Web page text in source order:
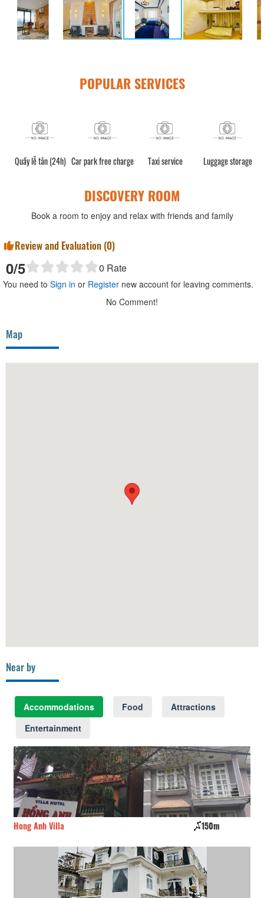
POPULAR SERVICES
Quầy lễ tân (24h) Car park free charge Taxi service Luggage storage
DISCOVERY ROOM
Book a room to enjoy and relax with friends and family
Review and Evaluation (0)
0/5 0 Rate
You need to Sign in or Register new account for leaving comments.
No Comment!
Map
Near by
Accommodations Food
Attractions
Entertainment
Hong Anh Villa 150m